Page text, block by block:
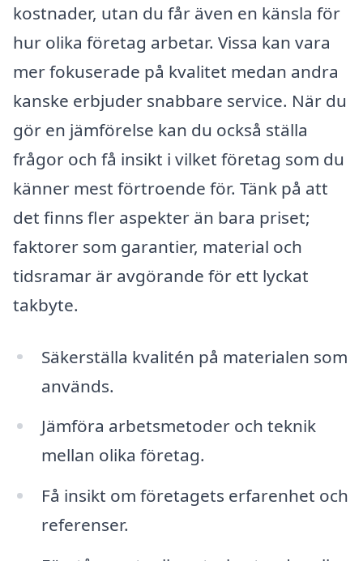
kostnader, utan du får även en känsla för
hur olika företag arbetar. Vissa kan vara
mer fokuserade på kvalitet medan andra
kanske erbjuder snabbare service. När du
gör en jämförelse kan du också ställa
frågor och få insikt i vilket företag som du
känner mest förtroende för. Tänk på att
det finns fler aspekter än bara priset;
faktorer som garantier, material och
tidsramar är avgörande för ett lyckat
takbyte.
Säkerställa kvalitén på materialen som
används.
Jämföra arbetsmetoder och teknik
mellan olika företag.
Få insikt om företagets erfarenhet och
referenser.